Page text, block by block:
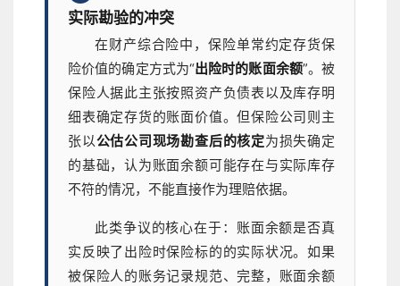
实际勘验的冲突
在财产综合险中，保险单常约定存货保
险价值的确定方式为“出险时的账面余额”。被
保险人据此主张按照资产负债表以及库存明
细表确定存货的账面价值。但保险公司则主
张以公估公司现场勘查后的核定为损失确定
的基础，认为账面余额可能存在与实际库存
不符的情况，不能直接作为理赔依据。
此类争议的核心在于：账面余额是否真
实反映了出险时保险标的的实际状况。如果
被保险人的账务记录规范、完整，账面余额